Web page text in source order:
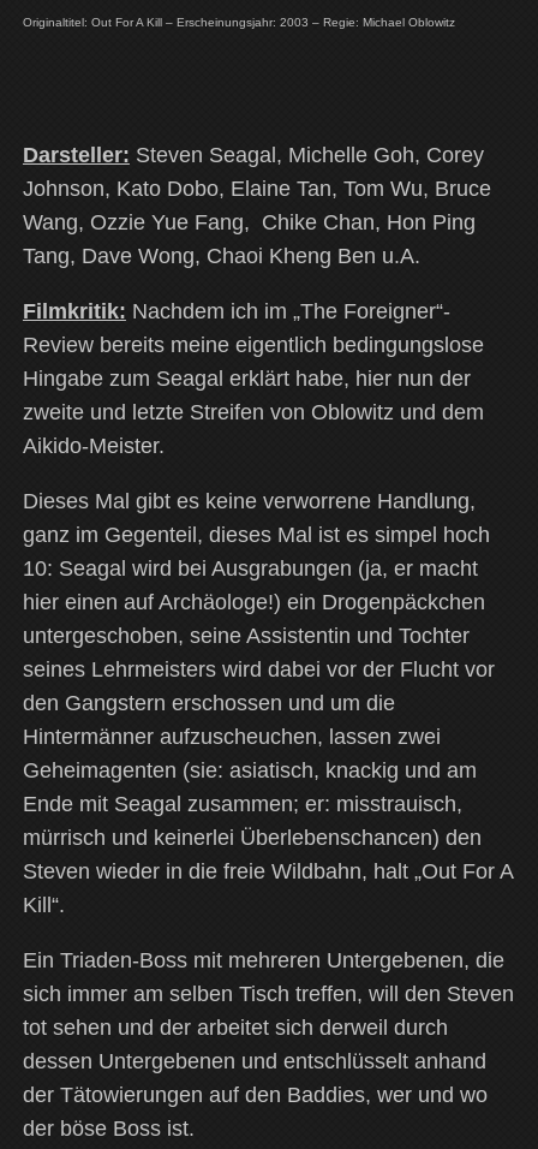
Originaltitel: Out For A Kill – Erscheinungsjahr: 2003 – Regie: Michael Oblowitz
Darsteller: Steven Seagal, Michelle Goh, Corey
Johnson, Kato Dobo, Elaine Tan, Tom Wu, Bruce
Wang, Ozzie Yue Fang, Chike Chan, Hon Ping
Tang, Dave Wong, Chaoi Kheng Ben u.A.
Filmkritik: Nachdem ich im „The Foreigner“-
Review bereits meine eigentlich bedingungslose
Hingabe zum Seagal erklärt habe, hier nun der
zweite und letzte Streifen von Oblowitz und dem
Aikido-Meister.
Dieses Mal gibt es keine verworrene Handlung,
ganz im Gegenteil, dieses Mal ist es simpel hoch
10: Seagal wird bei Ausgrabungen (ja, er macht
hier einen auf Archäologe!) ein Drogenpäckchen
untergeschoben, seine Assistentin und Tochter
seines Lehrmeisters wird dabei vor der Flucht vor
den Gangstern erschossen und um die
Hintermänner aufzuscheuchen, lassen zwei
Geheimagenten (sie: asiatisch, knackig und am
Ende mit Seagal zusammen; er: misstrauisch,
mürrisch und keinerlei Überlebenschancen) den
Steven wieder in die freie Wildbahn, halt „Out For A
Kill“.
Ein Triaden-Boss mit mehreren Untergebenen, die
sich immer am selben Tisch treffen, will den Steven
tot sehen und der arbeitet sich derweil durch
dessen Untergebenen und entschlüsselt anhand
der Tätowierungen auf den Baddies, wer und wo
der böse Boss ist.